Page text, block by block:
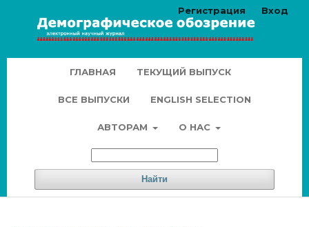
ГЛАВНАЯ ТЕКУЩИЙ ВЫПУСК
ВСЕ ВЫПУСКИ ENGLISH SELECTION
АВТОРАМ О НАС
Найти
Регистрация Вход